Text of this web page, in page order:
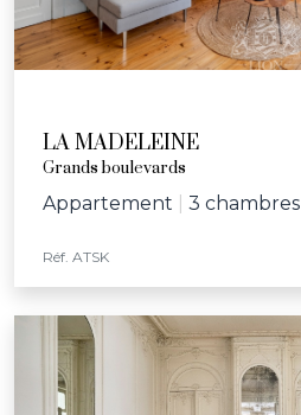
LA MADELEINE
Grands boulevards
Appartement 3 chambres
Réf. ATSK